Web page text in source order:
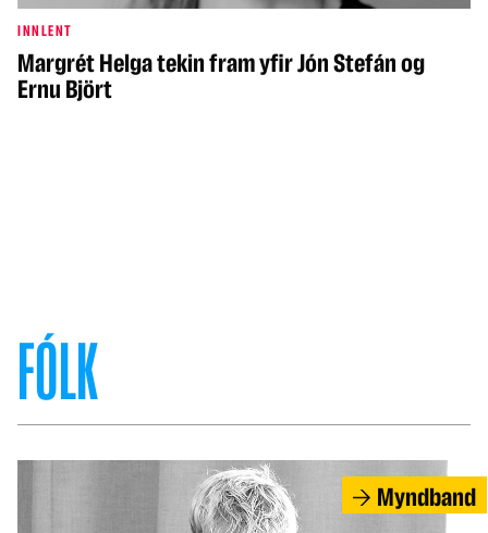
INNLENT
Margrét Helga tekin fram yfir Jón Stefán og
Ernu Björt
FÓLK
Myndband